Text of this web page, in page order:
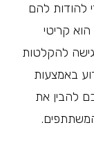
להודות להם
קריטי
להקלטות
באמצעות
להבין את